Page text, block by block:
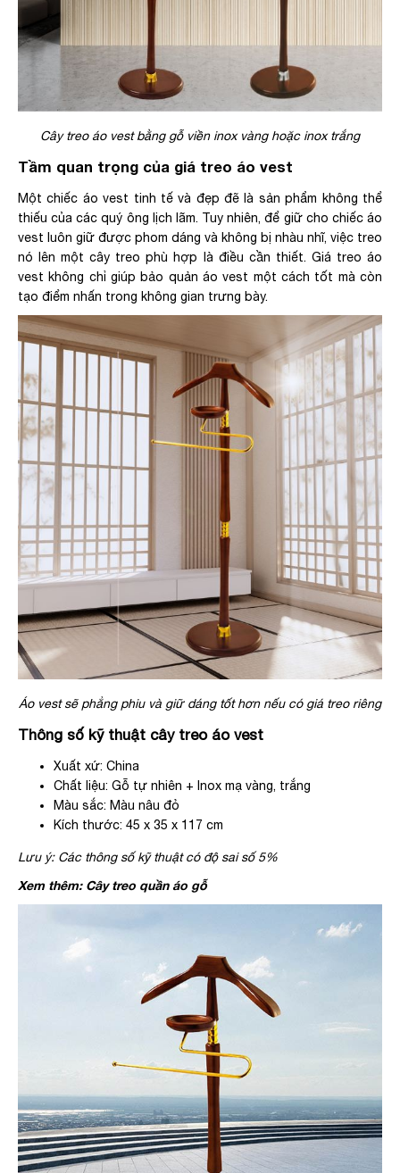
Cây treo áo vest bằng gỗ viền inox vàng hoặc inox trắng
Tầm quan trọng của giá treo áo vest
Một chiếc áo vest tinh tế và đẹp đẽ là sản phẩm không thể
thiếu của các quý ông lịch lãm. Tuy nhiên, để giữ cho chiếc áo
vest luôn giữ được phom dáng và không bị nhàu nhĩ, việc treo
nó lên một cây treo phù hợp là điều cần thiết. Giá treo áo
vest không chỉ giúp bảo quản áo vest một cách tốt mà còn
tạo điểm nhấn trong không gian trưng bày.
Áo vest sẽ phẳng phiu và giữ dáng tốt hơn nếu có giá treo riêng
Thông số kỹ thuật cây treo áo vest
Xuất xứ: China
Chất liệu: Gỗ tự nhiên + Inox mạ vàng, trắng
Màu sắc: Màu nâu đỏ
Kích thước: 45 x 35 x 117 cm
Lưu ý: Các thông số kỹ thuật có độ sai số 5%
Xem thêm: Cây treo quần áo gỗ